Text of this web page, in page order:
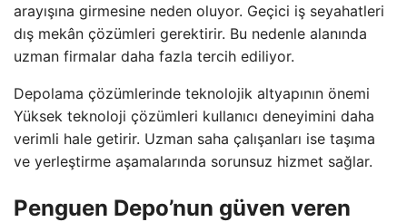
arayışına girmesine neden oluyor. Geçici iş seyahatleri
dış mekân çözümleri gerektirir. Bu nedenle alanında
uzman firmalar daha fazla tercih ediliyor.
Depolama çözümlerinde teknolojik altyapının önemi
Yüksek teknoloji çözümleri kullanıcı deneyimini daha
verimli hale getirir. Uzman saha çalışanları ise taşıma
ve yerleştirme aşamalarında sorunsuz hizmet sağlar.
Penguen Depo’nun güven veren